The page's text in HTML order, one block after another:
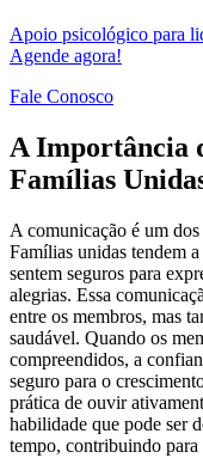
Apoio psicológico para
Agende agora!
Fale Conosco
A Importância
Famílias
A comunicação é um
Famílias unidas tendem
sentem seguros para
alegrias. Essa
entre os membros, mas
saudável. Quando os
compreendidos, a
seguro para o
prática de ouvir
habilidade que pode ser
tempo, contribuindo